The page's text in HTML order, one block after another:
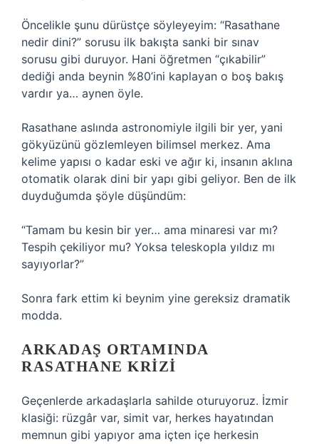
Öncelikle şunu dürüstçe söyleyeyim: “Rasathane
nedir dini?” sorusu ilk bakışta sanki bir sınav
sorusu gibi duruyor. Hani öğretmen “çıkabilir”
dediği anda beynin %80’ini kaplayan o boş bakış
vardır ya… aynen öyle.
Rasathane aslında astronomiyle ilgili bir yer, yani
gökyüzünü gözlemleyen bilimsel merkez. Ama
kelime yapısı o kadar eski ve ağır ki, insanın aklına
otomatik olarak dini bir yapı gibi geliyor. Ben de ilk
duyduğumda şöyle düşündüm:
“Tamam bu kesin bir yer… ama minaresi var mı?
Tespih çekiliyor mu? Yoksa teleskopla yıldız mı
sayıyorlar?”
Sonra fark ettim ki beynim yine gereksiz dramatik
modda.
ARKADAŞ ORTAMINDA
RASATHANE KRIZI
Geçenlerde arkadaşlarla sahilde oturuyoruz. İzmir
klasiği: rüzgâr var, simit var, herkes hayatından
memnun gibi yapıyor ama içten içe herkesin